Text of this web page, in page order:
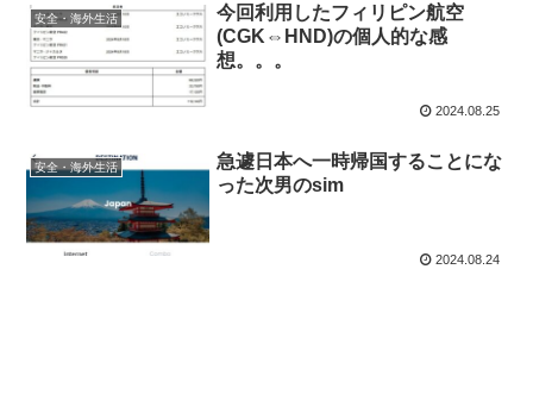
安全・海外生活
今回利用したフィリピン航空
(CGK⇔HND)の個人的な感
想。。。
2024.08.25
安全・海外生活
急遽日本へ一時帰国することにな
った次男のsim
2024.08.24